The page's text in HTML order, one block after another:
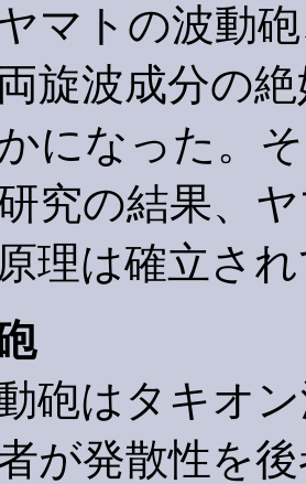
マトの波動
旋波成分の
になった。
究の結果、
理は確立さ
砲はタキオ
が発散性を